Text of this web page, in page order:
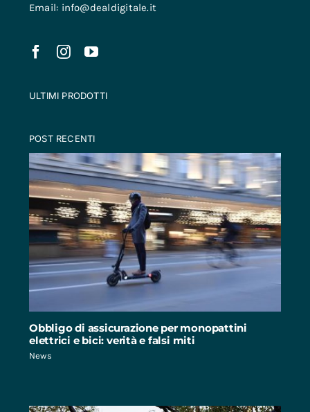
Email: info@dealdigitale.it
ULTIMI PRODOTTI
POST RECENTI
Obbligo di assicurazione per monopattini
elettrici e bici: verità e falsi miti
News